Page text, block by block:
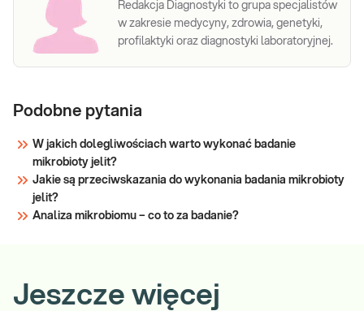
Redakcja Diagnostyki to grupa specjalistów
w zakresie medycyny, zdrowia, genetyki,
profilaktyki oraz diagnostyki laboratoryjnej.
Podobne pytania
W jakich dolegliwościach warto wykonać badanie
mikrobioty jelit?
Jakie są przeciwskazania do wykonania badania mikrobioty
jelit?
Analiza mikrobiomu – co to za badanie?
Jeszcze więcej